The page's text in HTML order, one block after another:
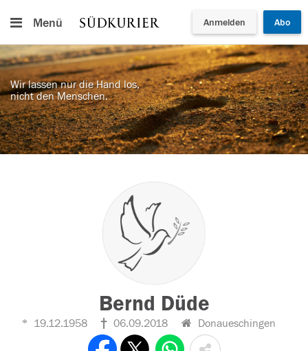
Menü Anmelden Abo
Wir lassen nur die Hand los,
nicht den Menschen.
Bernd Düde
19.12.1958 06.09.2018 Donaueschingen